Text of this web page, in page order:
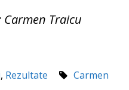
Traicu
, Rezultate
Carmen